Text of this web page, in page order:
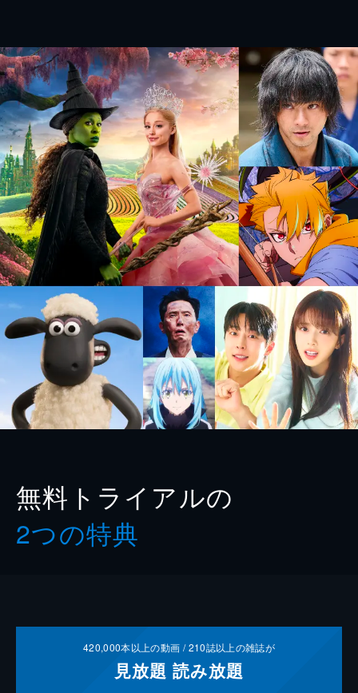
無料トライアルの
2つの特典
420,000本以上の動画 /210誌以上の雑誌が
見放題 読み放題